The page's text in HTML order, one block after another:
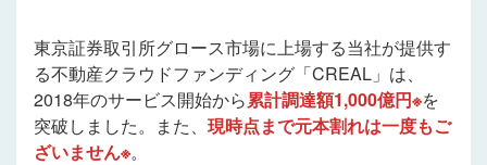
東京証券取引所グロース市場に上場する当社が提供す
る不動産クラウドファンディング「CREAL」は、
2018年のサービス開始から累計調達額1,000億円※を
突破しました。また、 現時点まで元本割れは一度もご
ざいません※。